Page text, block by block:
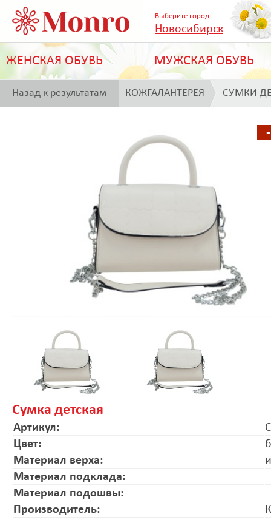
Выберите город:
Новосибирск
ЖЕНСКАЯ ОБУВЬ МУЖСКАЯ ОБУВЬ
Назад к результатам КОЖГАЛАНТЕРЕЯ СУМКИ
Сумка детская
Артикул:
Цвет:
Материал верха:
Материал подклада:
Материал подошвы:
Производитель: